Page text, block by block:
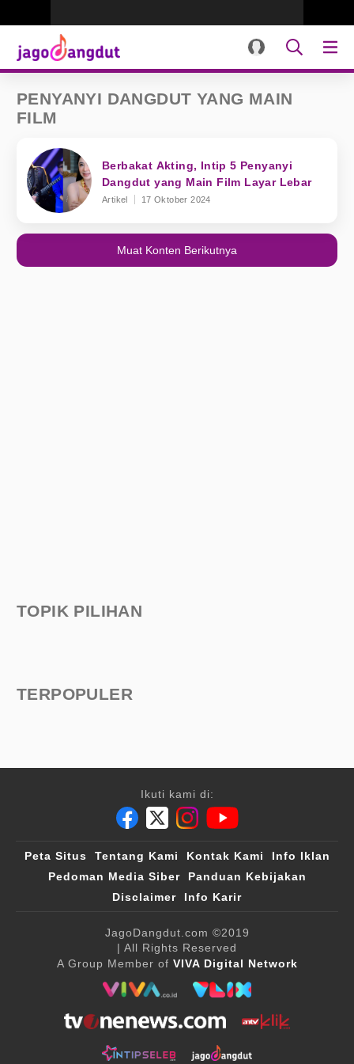
PENYANYI DANGDUT YANG MAIN
FILM
Berbakat Akting, Intip 5 Penyanyi
Dangdut yang Main Film Layar Lebar
Artikel 17 Oktober 2024
Muat Konten Berikutnya
TOPIK PILIHAN
TERPOPULER
Ikuti kami di:
Peta Situs Tentang Kami Kontak Kami
Info Iklan
Pedoman Media Siber
Panduan Kebijakan
Disclaimer
Info Karir
JagoDangdut.com ©2019
| All Rights Reserved
A Group Member of VIVA Digital Network